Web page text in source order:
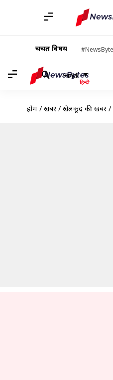
चर्चित विषय
Hindi
होम / खबरें / खेलकूद की खबरें /